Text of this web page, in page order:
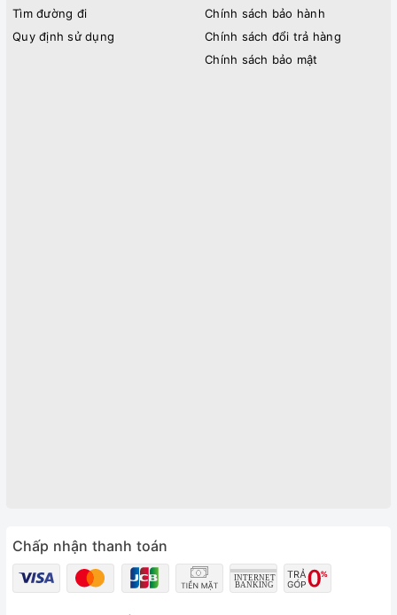
Tìm đường đi
Quy định sử dụng
Chính sách bảo hành
Chính sách đổi trả hàng
Chính sách bảo mật
Chấp nhận thanh toán